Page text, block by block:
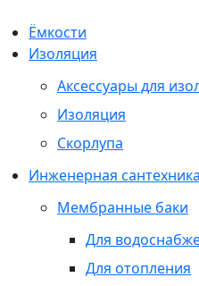
Ёмкости
Изоляция
Аксессуары для
Изоляция
Скорлупа
Инженерная сантехника
Мембранные баки
Для
Для отопления